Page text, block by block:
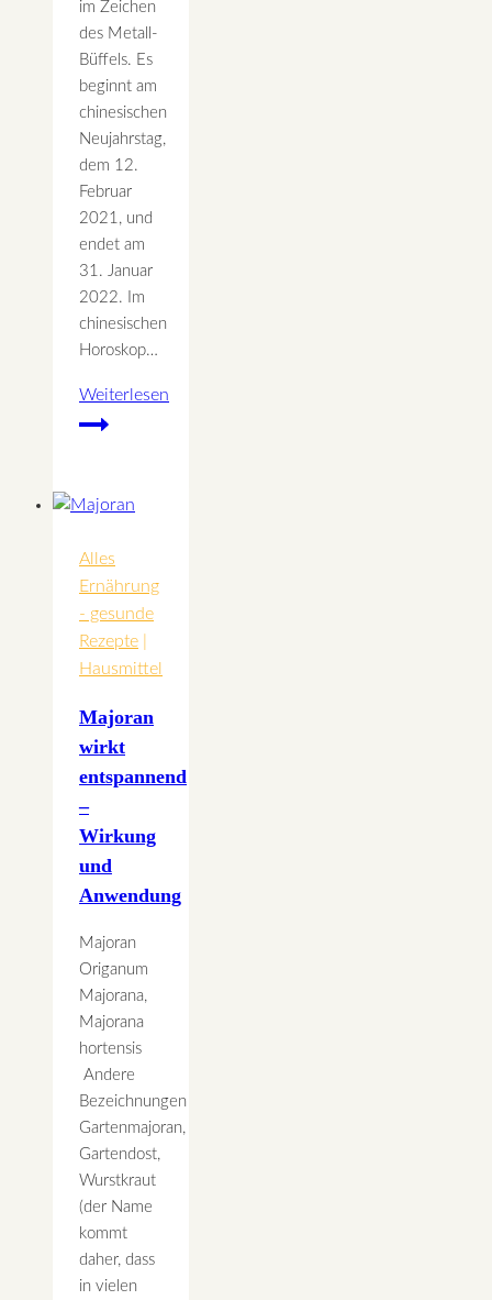
im Zeichen
des Metall-
Büffels. Es
beginnt am
chinesischen
Neujahrstag,
dem 12.
Februar
2021, und
endet am
31. Januar
2022. Im
chinesischen
Horoskop…
Weiterlesen
Das
Jahr
Alles
Ernährung
- gesunde
Rezepte
Hausmittel
Majoran
wirkt
entspannend
–
Wirkung
und
Anwendung
Majoran
Origanum
Majorana,
Majorana
hortensis
Andere
Bezeichnungen
Gartenmajoran,
Gartendost,
Wurstkraut
(der Name
kommt
daher, dass
in vielen